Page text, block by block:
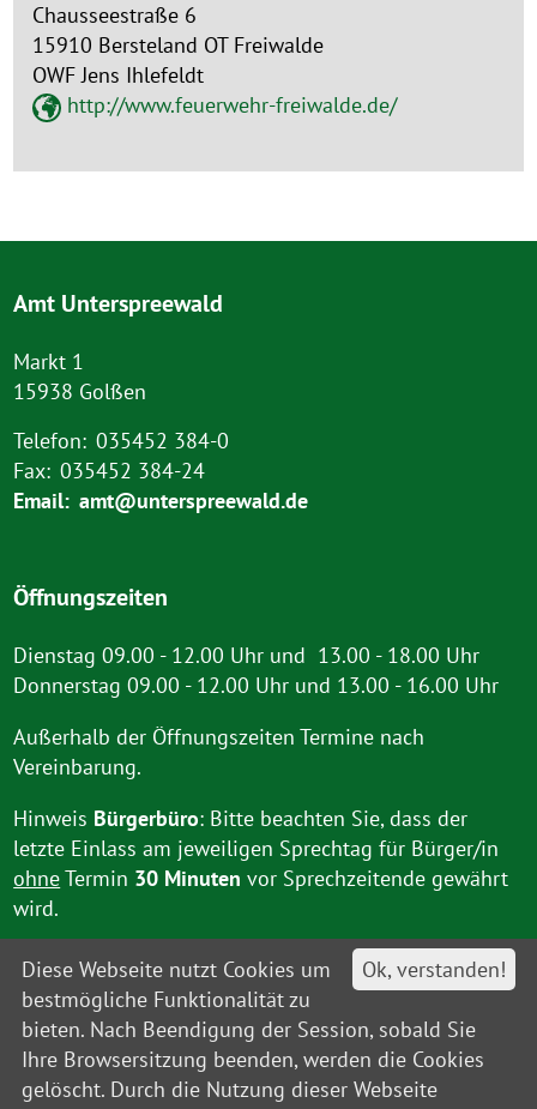
Chausseestraße 6
15910 Bersteland OT Freiwalde
OWF Jens Ihlefeldt
http://www.feuerwehr-freiwalde.de/
Amt Unterspreewald
Markt 1
15938 Golßen
Telefon: 035452 384-0
Fax: 035452 384-24
Email: amt@unterspreewald.de
Öffnungszeiten
Dienstag 09.00 - 12.00 Uhr und 13.00 - 18.00 Uhr
Donnerstag 09.00 - 12.00 Uhr und 13.00 - 16.00 Uhr
Außerhalb der Öffnungszeiten Termine nach
Vereinbarung.
Hinweis Bürgerbüro: Bitte beachten Sie, dass der
letzte Einlass am jeweiligen Sprechtag für Bürger/in
ohneTermin 30 Minuten vor Sprechzeitende gewährt
wird.
Kontakt Impressum Datenschutz Barrierefreiheit Leitweg-IDs
Ok, verstanden!
Diese Webseite nutzt Cookies um
bestmögliche Funktionalität zu
bieten. Nach Beendigung der Session, sobald Sie
Ihre Browsersitzung beenden, werden die Cookies
gelöscht. Durch die Nutzung dieser Webseite